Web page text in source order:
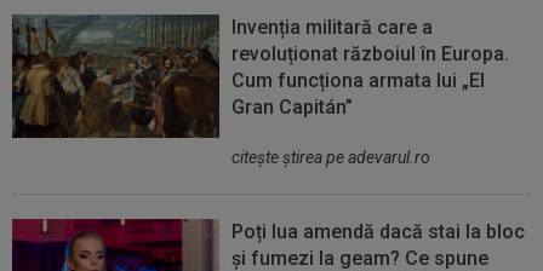
Invenția militară care a
revoluționat războiul în Europa.
Cum funcționa armata lui „El
Gran Capitán”
citeşte ştirea pe adevarul.ro
Poți lua amendă dacă stai la bloc
și fumezi la geam? Ce spune